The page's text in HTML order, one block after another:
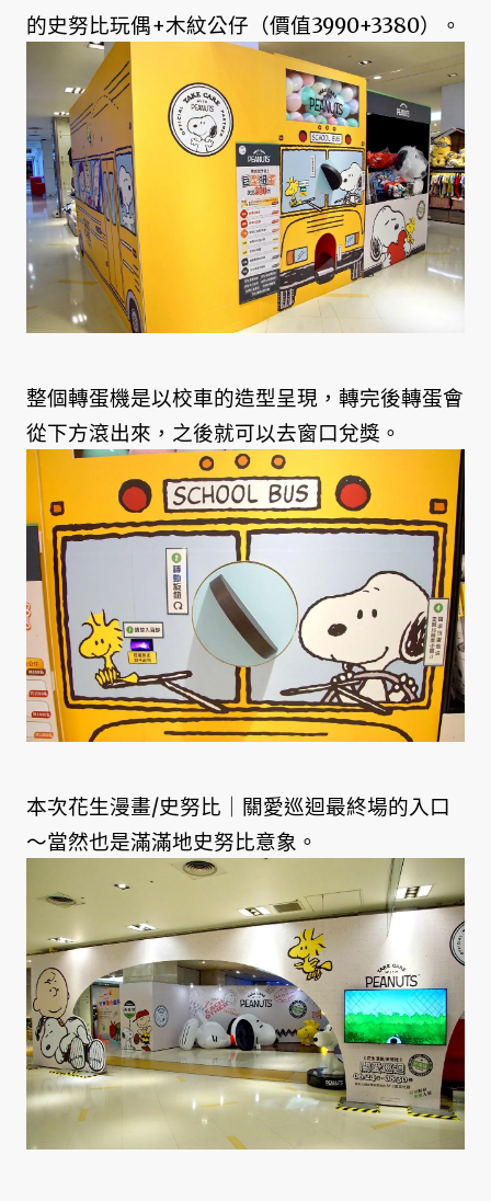
的史努比玩偶+木紋公仔（價值3990+3380）。
整個轉蛋機是以校車的造型呈現，轉完後轉蛋會
從下方滾出來，之後就可以去窗口兌獎。
本次花生漫畫/史努比｜關愛巡迴最終場的入口
～當然也是滿滿地史努比意象。